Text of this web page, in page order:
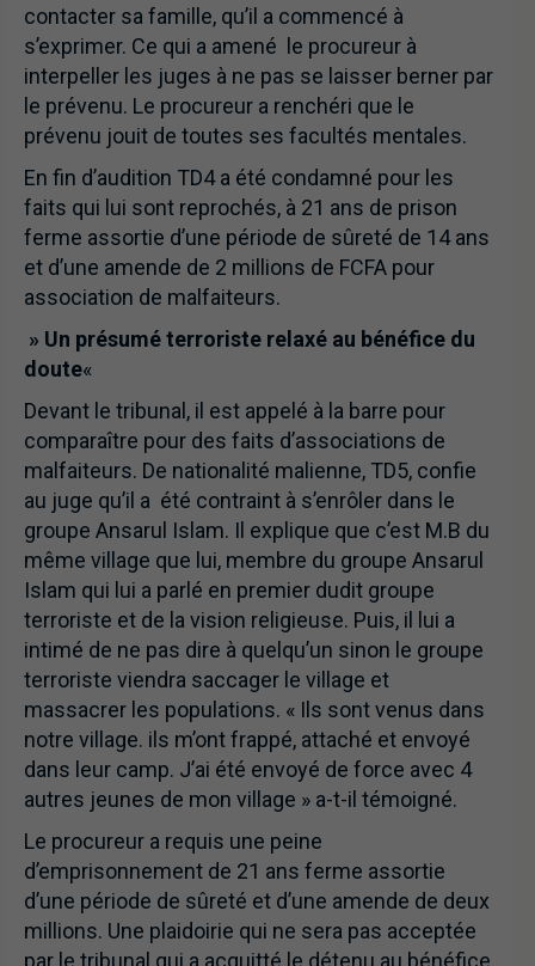
contacter sa famille, qu’il a commencé à
s’exprimer. Ce qui a amené le procureur à
interpeller les juges à ne pas se laisser berner par
le prévenu. Le procureur a renchéri que le
prévenu jouit de toutes ses facultés mentales.
En fin d’audition TD4 a été condamné pour les
faits qui lui sont reprochés, à 21 ans de prison
ferme assortie d’une période de sûreté de 14 ans
et d’une amende de 2 millions de FCFA pour
association de malfaiteurs.
» Un présumé terroriste relaxé au bénéfice du
doute«
Devant le tribunal, il est appelé à la barre pour
comparaître pour des faits d’associations de
malfaiteurs. De nationalité malienne, TD5, confie
au juge qu’il a été contraint à s’enrôler dans le
groupe Ansarul Islam. Il explique que c’est M.B du
même village que lui, membre du groupe Ansarul
Islam qui lui a parlé en premier dudit groupe
terroriste et de la vision religieuse. Puis, il lui a
intimé de ne pas dire à quelqu’un sinon le groupe
terroriste viendra saccager le village et
massacrer les populations. « Ils sont venus dans
notre village. ils m’ont frappé, attaché et envoyé
dans leur camp. J’ai été envoyé de force avec 4
autres jeunes de mon village » a-t-il témoigné.
Le procureur a requis une peine
d’emprisonnement de 21 ans ferme assortie
d’une période de sûreté et d’une amende de deux
millions. Une plaidoirie qui ne sera pas acceptée
par le tribunal qui a acquitté le détenu au bénéfice